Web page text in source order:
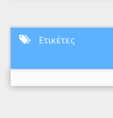
Ετικέτες